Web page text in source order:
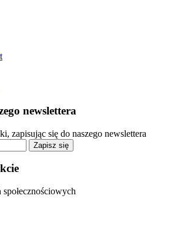
newslettera
zapisując się do naszego newslettera
Zapisz się